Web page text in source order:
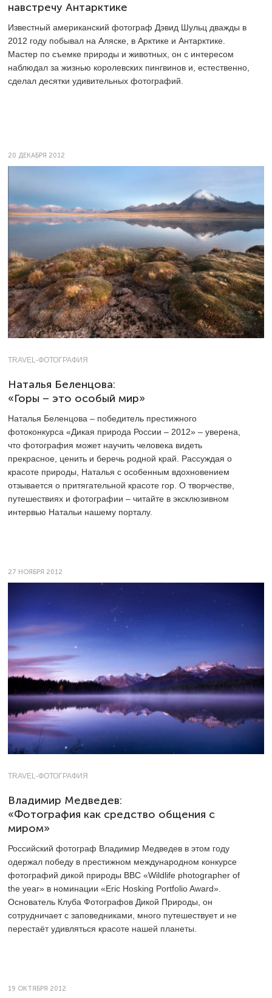
навстречу Антарктике
Известный американский фотограф Дэвид Шульц дважды в
2012 году побывал на Аляске, в Арктике и Антарктике.
Мастер по съемке природы и животных, он с интересом
наблюдал за жизнью королевских пингвинов и, естественно,
сделал десятки удивительных фотографий.
20 ДЕКАБРЯ 2012
TRAVEL-ФОТОГРАФИЯ
Наталья Беленцова:
«Горы – это особый мир»
Наталья Беленцова – победитель престижного
фотоконкурса «Дикая природа России – 2012» – уверена,
что фотография может научить человека видеть
прекрасное, ценить и беречь родной край. Рассуждая о
красоте природы, Наталья с особенным вдохновением
отзывается о притягательной красоте гор. О творчестве,
путешествиях и фотографии – читайте в эксклюзивном
интервью Натальи нашему порталу.
27 НОЯБРЯ 2012
TRAVEL-ФОТОГРАФИЯ
Владимир Медведев:
«Фотография как средство общения с
миром»
Российский фотограф Владимир Медведев в этом году
одержал победу в престижном международном конкурсе
фотографий дикой природы BBC «Wildlife photographer of
the year» в номинации «Eric Hosking Portfolio Award».
Основатель Клуба Фотографов Дикой Природы, он
сотрудничает с заповедниками, много путешествует и не
перестаёт удивляться красоте нашей планеты.
19 ОКТЯБРЯ 2012